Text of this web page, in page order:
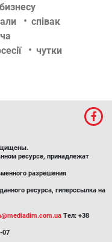
співак
чутки
ресурсе, принадлежат
разрешения
ресурса, гиперссылка на
Тел: +38
07